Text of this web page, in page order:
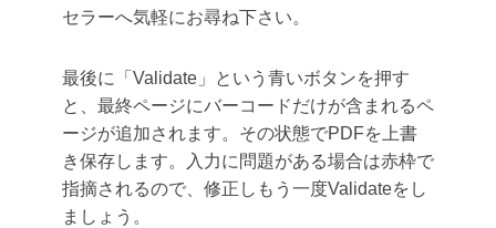
セラーへ気軽にお尋ね下さい。
最後に「Validate」という青いボタンを押す
と、最終ページにバーコードだけが含まれるペ
ージが追加されます。その状態でPDFを上書
き保存します。入力に問題がある場合は赤枠で
指摘されるので、修正しもう一度Validateをし
ましょう。